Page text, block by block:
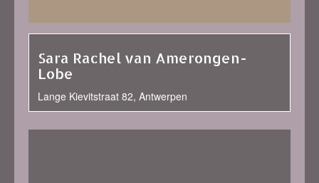
Sara Rachel van Amerongen-
Lobe
Lange Kievitstraat 82, Antwerpen